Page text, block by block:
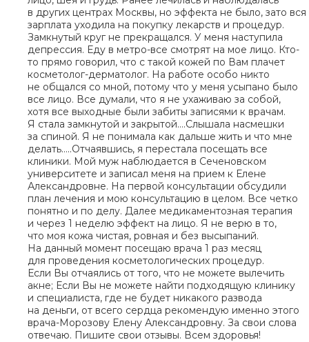
в других центрах Москвы, но эффекта не было, зато вся
зарплата уходила на покупку лекарств и процедур.
Замкнутый круг не прекращался. У меня наступила
депрессия. Еду в метро-все смотрят на мое лицо. Кто-
то прямо говорил, что с такой кожей по Вам плачет
косметолог-дерматолог. На работе особо никто
не общался со мной, потому что у меня усыпано было
все лицо. Все думали, что я не ухаживаю за собой,
хотя все выходные были забиты записями к врачам.
Я стала замкнутой и закрытой….Слышала насмешки
за спиной. Я не понимала как дальше жить и что мне
делать…..Отчаявшись, я перестала посещать все
клиники. Мой муж наблюдается в Сеченовском
университете и записал меня на прием к Елене
Александровне. На первой консультации обсудили
план лечения и мою консультацию в целом. Все четко
понятно и по делу. Далее медикаментозная терапия
и через 1 неделю эффект на лицо. Я не верю в то,
что моя кожа чистая, ровная и без высыпаний.
На данный момент посещаю врача 1 раз месяц
для проведения косметологических процедур.
Если Вы отчаялись от того, что не можете вылечить
акне; Если Вы не можете найти подходящую клинику
и специалиста, где не будет никакого развода
на деньги, от всего сердца рекомендую именно этого
врача-Морозову Елену Александровну. За свои слова
отвечаю. Пишите свои отзывы. Всем здоровья!